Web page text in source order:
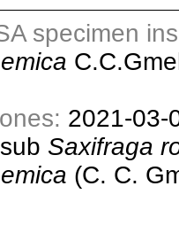
specimen
2021-03-
Saxifraga
(C. C.